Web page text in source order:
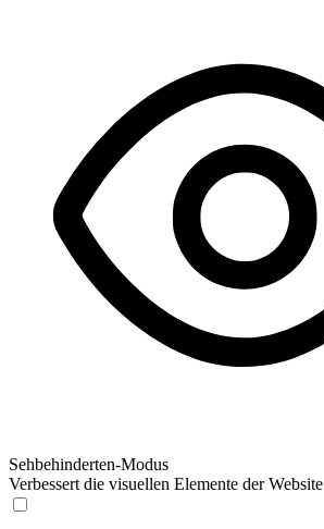
Sehbehinderten-Modus
Verbessert die visuellen Elemente der Website